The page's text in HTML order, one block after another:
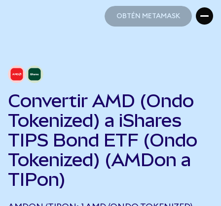
OBTÉN METAMASK
Convertir AMD (Ondo
Tokenized) a iShares
TIPS Bond ETF (Ondo
Tokenized) (AMDon a
TIPon)